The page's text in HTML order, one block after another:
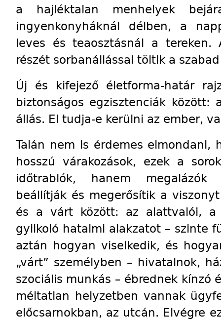
a hajléktalan menhelyek
ingyenkonyháknál délben, a
leves és teaosztásnál a
részét sorbanállással töltik a
Új és kifejező életforma-határ
biztonságos egzisztenciák között:
állás. El tudja-e kerülni az ember,
Talán nem is érdemes elmondani,
hosszú várakozások, ezek a
időtrablók, hanem
beállítják és megerősítik a
és a várt között: az alattvalói, a
gyilkoló hatalmi alakzatot – szinte
aztán hogyan viselkedik, és
„várt” személyben – hivatalnok,
szociális munkás – ébrednek kínzó
méltatlan helyzetben vannak
előcsarnokban, az utcán. Elvégre